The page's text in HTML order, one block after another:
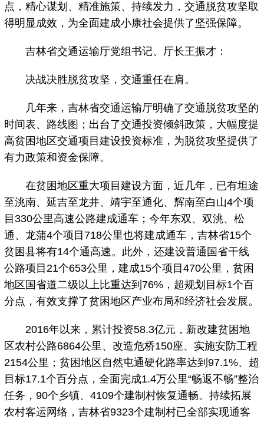
点，精心谋划、精准施策、持续发力，交通脱贫攻坚取
得明显成效，为全面建成小康社会提供了坚强保障。
吉林省交通运输厅党组书记、厅长王振才：
决战决胜脱贫攻坚，交通重任在肩。
几年来，吉林省交通运输厅明确了交通脱贫攻坚的
时间表、路线图；出台了交通投资倾斜政策，大幅度提
高贫困地区交通项目建设投资标准，为脱贫攻坚提供了
有力政策和资金保障。
在贫困地区重大项目建设方面，近几年，已有坦途
至洮南、延吉至龙井、靖宇至通化、辉南至白山4个项
目330公里高速公路建成通车；今年东双、双洮、松
通、龙蒲4个项目718公里也将建成通车，吉林省15个
贫困县将有14个通高速。此外，还建设普通国省干线
公路项目21个653公里，建成15个项目470公里，贫困
地区国省道二级以上比重达到76%，超规划目标1个百
分点，有效支撑了贫困地区产业布局和经济社会发展。
2016年以来，累计投资58.3亿元，新改建贫困地
区农村公路6864公里、改造危桥150座、实施安防工程
2154公里；贫困地区自然屯通硬化路率达到97.1%、超
目标17.1个百分点，全面完成1.4万公里“畅返不畅”整治
任务，90个乡镇、4109个建制村恢复通畅。持续拓展
农村客运网络，吉林省9323个建制村已全部实现通客